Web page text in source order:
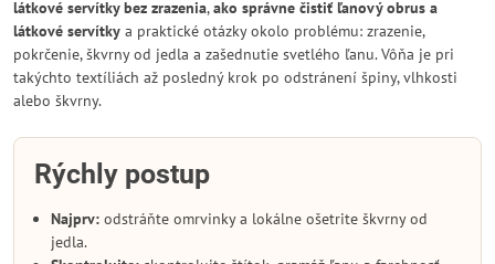
látkové servítky bez zrazenia,ako správne čistiť ľanový obrus a
látkové servítky a praktické otázky okolo problému: zrazenie,
pokrčenie, škvrny od jedla a zašednutie svetlého ľanu. Vôňa je pri
takýchto textíliách až posledný krok po odstránení špiny, vlhkosti
alebo škvrny.
Rýchly postup
Najprv: odstráňte omrvinky a lokálne ošetrite škvrny od
jedla.